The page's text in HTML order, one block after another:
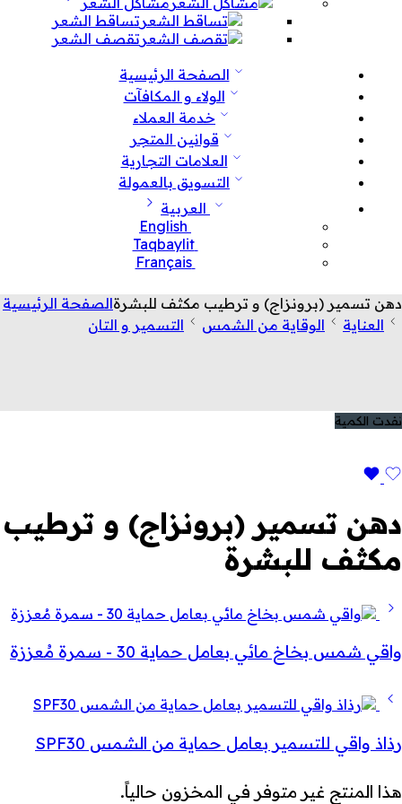
تساقط الشعر
تقصف الشعر
الصفحة الرئيسية
الولاء و المكافآت
خدمة العملاء
قوانين المتجر
العلامات التجارية
التسويق بالعمولة
العربية
English
Taqbaylit
Français
دهن تسمير (برونزاج) و ترطيب مكثف للبشرةالصفحة الرئيسية
العناية
الوقاية من الشمس التسمير و التان
نفدت الكمية
دهن تسمير (برونزاج) و ترطيب
مكثف للبشرة
واقي شمس بخاخ مائي بعامل حماية 30 - سمرة مُعززة
رذاذ واقي للتسمير بعامل حماية من الشمس SPF30
هذا المنتج غير متوفر في المخزون حالياً.